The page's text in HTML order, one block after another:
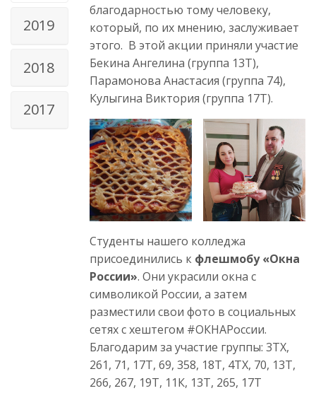
2019
2018
2017
благодарностью тому человеку,
который, по их мнению, заслуживает
этого. В этой акции приняли участие
Бекина Ангелина (группа 13Т),
Парамонова Анастасия (группа 74),
Кулыгина Виктория (группа 17Т).
Студенты нашего колледжа
присоединились к флешмобу «Окна
России». Они украсили окна с
символикой России, а затем
разместили свои фото в социальных
сетях с хештегом #ОКНАРоссии.
Благодарим за участие группы: 3ТХ,
261, 71, 17Т, 69, 358, 18Т, 4ТХ, 70, 13Т,
266, 267, 19Т, 11К, 13Т, 265, 17Т